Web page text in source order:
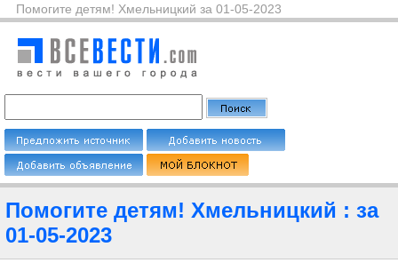
Помогите детям! Хмельницкий за 01-05-2023
Помогите детям! Хмельницкий : за
01-05-2023